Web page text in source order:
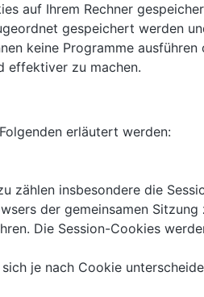
auf Ihrem Rechner
gespeichert werden
keine Programme ausführen
effektiver zu machen.
erläutert werden:
zählen insbesondere die
der gemeinsamen Sitzung
Die Session-Cookies
je nach Cookie